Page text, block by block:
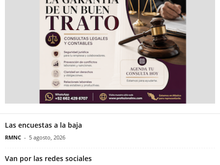
Las encuestas a la baja
RMNC - 5 agosto, 2026
Van por las redes sociales